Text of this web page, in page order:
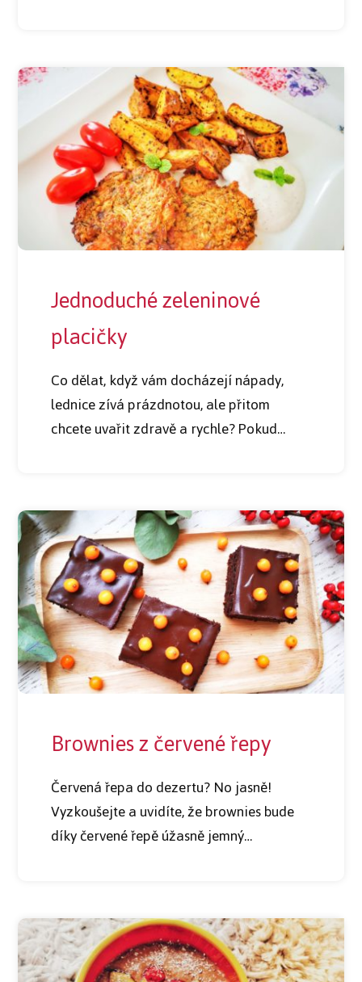
Jednoduché zeleninové
placičky
Co dělat, když vám docházejí nápady,
lednice zívá prázdnotou, ale přitom
chcete uvařit zdravě a rychle? Pokud…
Brownies z červené řepy
Červená řepa do dezertu? No jasně!
Vyzkoušejte a uvidíte, že brownies bude
díky červené řepě úžasně jemný…